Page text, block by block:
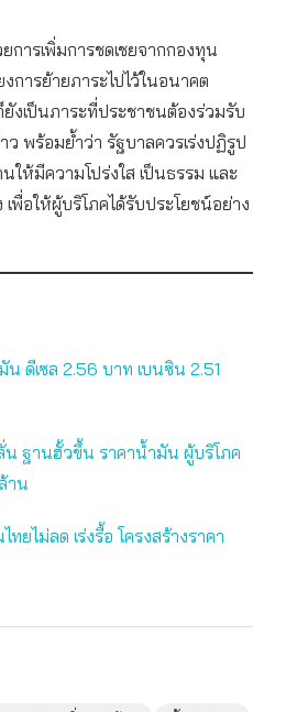
การเพิ่มการชดเชยจากกองทุน
งการย้ายภาระไปไว้ในอนาคต
งเป็นภาระที่ประชาชนต้องร่วมรับ
พร้อมย้ำว่า รัฐบาลควรเร่งปฏิรูป
ให้มีความโปร่งใส เป็นธรรม และ
พื่อให้ผู้บริโภคได้รับประโยชน์อย่าง
น ดีเซล 2.56 บาท เบนซิน 2.51
ลั่น ฐานฮั้วขึ้น ราคาน้ำมัน ผู้บริโภค
าน
ยไม่ลด เร่งรื้อ โครงสร้างราคา